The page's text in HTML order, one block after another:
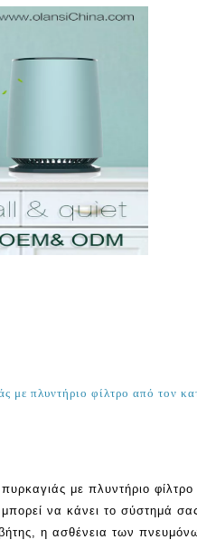
με πλυντήριο
να κάνει το σύστημά
η ασθένεια των